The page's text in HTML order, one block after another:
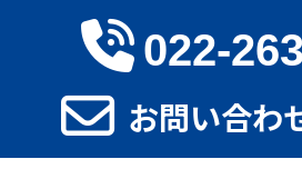
022-
お問い合わ